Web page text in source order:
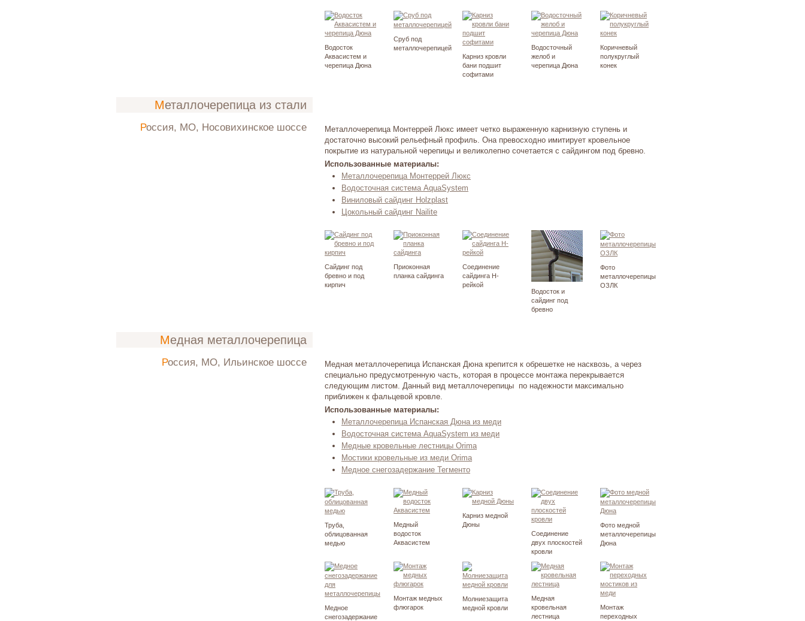
Водосток
Аквасистем и
черепица Дюна
Сруб под
металлочерепицей
Карниз кровли
бани подшит
софитами
Водосточный
желоб и
черепица Дюна
Коричневый
полукруглый
конек
Металлочерепица из стали
Россия, МО, Носовихинское шоссе
Металлочерепица Монтеррей Люкс имеет четко выраженную карнизную ступень и
достаточно высокий рельефный профиль. Она превосходно имитирует кровельное
покрытие из натуральной черепицы и великолепно сочетается с сайдингом под бревно.
Использованные материалы:
Металлочерепица Монтеррей Люкс
Водосточная система AquaSystem
Виниловый сайдинг Holzplast
Цокольный сайдинг Nailite
Сайдинг под
бревно и под
кирпич
Приоконная
планка сайдинга
Соединение
сайдинга H-
рейкой
Водосток и
сайдинг под
бревно
Фото
металлочерепицы
ОЗЛК
Медная металлочерепица
Россия, МО, Ильинское шоссе
Медная металлочерепица Испанская Дюна крепится к обрешетке не насквозь, а через
специально предусмотренную часть, которая в процессе монтажа перекрывается
следующим листом. Данный вид металлочерепицы по надежности максимально
приближен к фальцевой кровле.
Использованные материалы:
Металлочерепица Испанская Дюна из меди
Водосточная система AquaSystem из меди
Медные кровельные лестницы Orima
Мостики кровельные из меди Orima
Медное снегозадержание Тегменто
Труба,
облицованная
медью
Медный
водосток
Аквасистем
Карниз медной
Дюны
Соединение
двух плоскостей
кровли
Фото медной
металлочерепицы
Дюна
Медное
снегозадержание
Монтаж медных
флюгарок
Молниезащита
медной кровли
Медная
кровельная
лестница
Монтаж
переходных